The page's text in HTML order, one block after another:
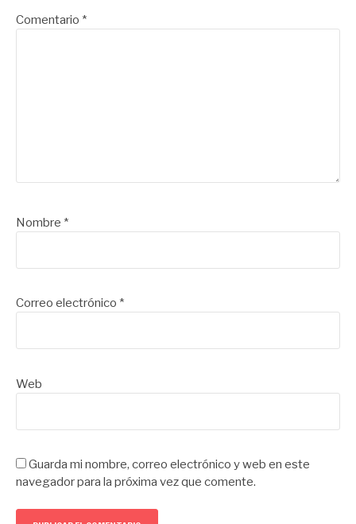
Comentario *
Nombre *
Correo electrónico *
Web
Guarda mi nombre, correo electrónico y web en este
navegador para la próxima vez que comente.